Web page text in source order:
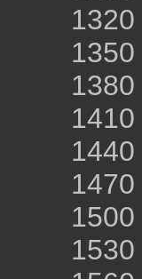
1320
1350
1380
1410
1440
1470
1500
1530